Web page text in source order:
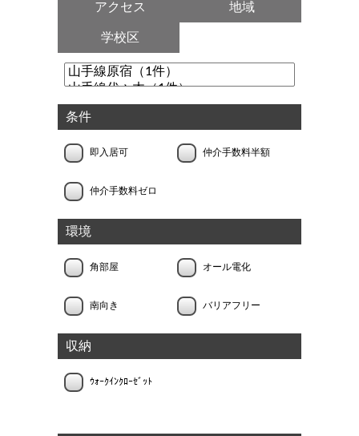
アクセス 地域
学校区
条件
即入居可 仲介手数料半額
仲介手数料ゼロ
環境
角部屋 オール電化
南向き バリアフリー
収納
ｳｫｰｸｲﾝｸﾛｰｾﾞｯﾄ